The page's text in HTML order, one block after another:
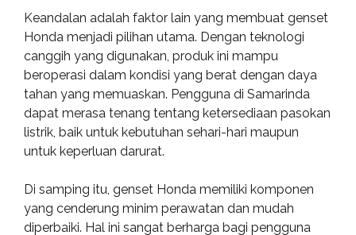
Keandalan adalah faktor lain yang membuat genset
Honda menjadi pilihan utama. Dengan teknologi
canggih yang digunakan, produk ini mampu
beroperasi dalam kondisi yang berat dengan daya
tahan yang memuaskan. Pengguna di Samarinda
dapat merasa tenang tentang ketersediaan pasokan
listrik, baik untuk kebutuhan sehari-hari maupun
untuk keperluan darurat.
Di samping itu, genset Honda memiliki komponen
yang cenderung minim perawatan dan mudah
diperbaiki. Hal ini sangat berharga bagi pengguna